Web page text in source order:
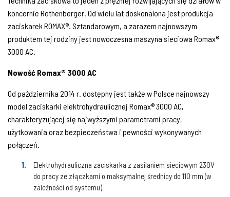
koncernie Rothenberger. Od wielu lat doskonalona jest produkcja
zaciskarek ROMAX®. Sztandarowym, a zarazem najnowszym
produktem tej rodziny jest nowoczesna maszyna sieciowa Romax®
3000 AC.
Nowość Romax® 3000 AC
Od października 2014 r. dostępny jest także w Polsce najnowszy
model zaciskarki elektrohydraulicznej Romax® 3000 AC,
charakteryzującej się najwyższymi parametrami pracy,
użytkowania oraz bezpieczeństwa i pewności wykonywanych
połączeń.
Elektrohydrauliczna zaciskarka z zasilaniem sieciowym 230V
do pracy ze złączkami o maksymalnej średnicy do 110 mm (w
zależności od systemu).